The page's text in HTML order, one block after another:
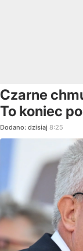
Czarne
To koniec
Dodano: dzisiaj 8:25